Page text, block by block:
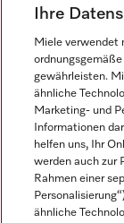
Miele auf Instagram
Miele auf
Ihre
Miele verwendet
gewährleisten.
ähnliche
Marketing- und
Informationen
helfen uns, Ihr
werden auch zur
Rahmen einer
ähnliche